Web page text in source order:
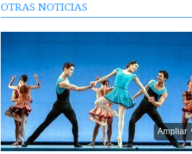
OTRAS NOTICIAS
Ampliar